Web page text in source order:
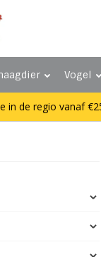
Vogel
in de regio vanaf